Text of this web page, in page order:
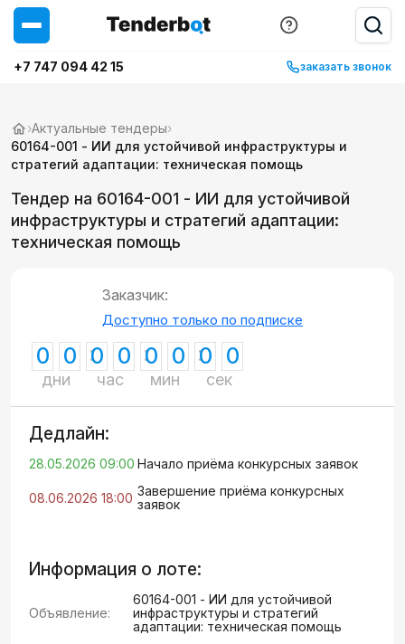
+7 747 094 42 15 заказать звонок
›Актуальные тендеры›
60164-001 - ИИ для устойчивой инфраструктуры и
стратегий адаптации: техническая помощь
Тендер на 60164-001 - ИИ для устойчивой
инфраструктуры и стратегий адаптации:
техническая помощь
Заказчик:
Доступно только по подписке
0 0
дни
0 0
час
0 0
мин
0 0
сек
Дедлайн:
28.05.2026 09:00 Начало приёма конкурсных заявок
08.06.2026 18:00 Завершение приёма конкурсных
заявок
Информация о лоте:
Объявление:
60164-001 - ИИ для устойчивой
инфраструктуры и стратегий
адаптации: техническая помощь